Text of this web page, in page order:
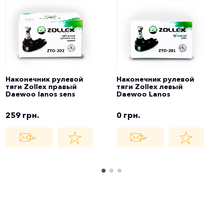
Наконечник рулевой
тяги Zollex правый
Daewoo lanos sens
259 грн.
Наконечник рулевой
тяги Zollex левый
Daewoo Lanos
0 грн.